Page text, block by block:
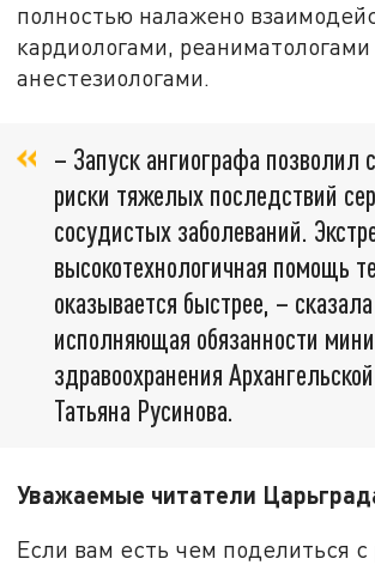
полностью налажено
кардиологами, реаниматологами
анестезиологами.
– Запуск ангиографа позволил
риски тяжелых последствий
сосудистых заболеваний.
высокотехнологичная помощь
оказывается быстрее, – сказала
исполняющая обязанности
здравоохранения
Татьяна Русинова.
Уважаемые читатели
Если вам есть чем поделиться